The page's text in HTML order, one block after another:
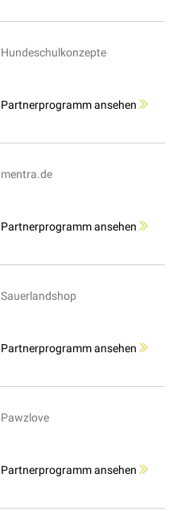
Hundeschulkonzepte
Partnerprogramm ansehen
mentra.de
Partnerprogramm ansehen
Sauerlandshop
Partnerprogramm ansehen
Pawzlove
Partnerprogramm ansehen